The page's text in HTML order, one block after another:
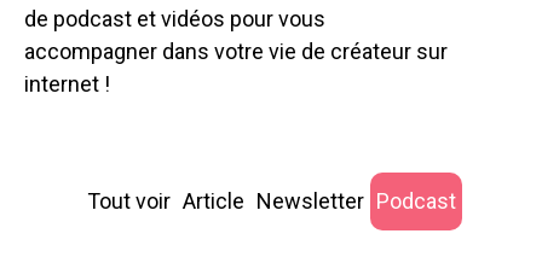
de podcast et vidéos pour vous
accompagner dans votre vie de créateur sur
internet !
Tout voir Article Newsletter Podcast